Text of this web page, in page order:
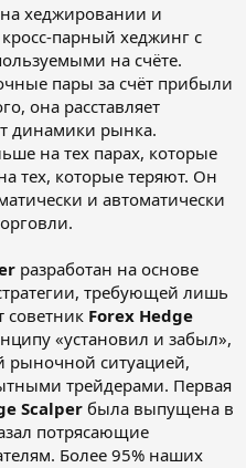
хеджировании и
парный хеджинг с
на счёте.
пары за счёт прибыли
она расставляет
динамики рынка.
на тех парах, которые
тех, которые теряют. Он
и автоматически
разработан на основе
требующей лишь
советник Forex Hedge
«установил и забыл»,
рыночной ситуацией,
трейдерами. Первая
Scalperбыла выпущена в
потрясающие
Более 95% наших